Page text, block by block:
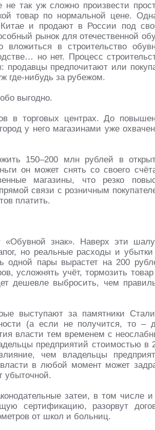
так уж сложно произвести
товар по нормальной цене.
Китае и продают в России под
рынок для отечественной
в строительство
но нет. Процесс
предпочитают или
где-нибудь за рубежом.
выгодно.
в торговых центрах. До
у него магазинами уже
150–200 млн рублей в
он может снять со своего
магазины, что резко
связи с розничным
платить.
знак». Наверх эти
но реальные расходы и
одной пары вырастет на 200
усложнять учёт, тормозить
дешевле выбросить, чем
выступают за памятники
(а если не получится, то –
власти тем временем с
предприятий стоимостью в
чем владельцы
в любой момент может
убыточной.
затеи, в том числе и
сертификацию, разорвут
от школ и больниц.